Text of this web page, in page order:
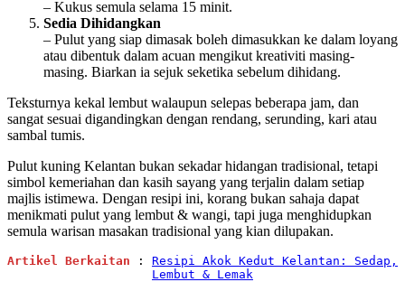
– Kukus semula selama 15 minit.
Sedia Dihidangkan
– Pulut yang siap dimasak boleh dimasukkan ke dalam loyang
atau dibentuk dalam acuan mengikut kreativiti masing-
masing. Biarkan ia sejuk seketika sebelum dihidang.
Teksturnya kekal lembut walaupun selepas beberapa jam, dan
sangat sesuai digandingkan dengan rendang, serunding, kari atau
sambal tumis.
Pulut kuning Kelantan bukan sekadar hidangan tradisional, tetapi
simbol kemeriahan dan kasih sayang yang terjalin dalam setiap
majlis istimewa. Dengan resipi ini, korang bukan sahaja dapat
menikmati pulut yang lembut & wangi, tapi juga menghidupkan
semula warisan masakan tradisional yang kian dilupakan.
Artikel Berkaitan : Resipi Akok Kedut Kelantan: Sedap,
Lembut & Lemak